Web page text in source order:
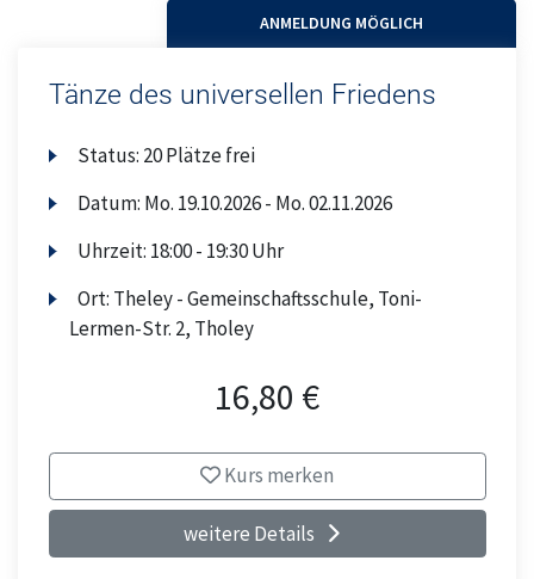
ANMELDUNG MÖGLICH
Tänze des universellen Friedens
Status: 20 Plätze frei
Datum: Mo. 19.10.2026 - Mo.02.11.2026
Uhrzeit: 18:00 - 19:30 Uhr
Ort: Theley - Gemeinschaftsschule, Toni-
Lermen-Str. 2, Tholey
16,80 €
Kurs merken
weitere Details